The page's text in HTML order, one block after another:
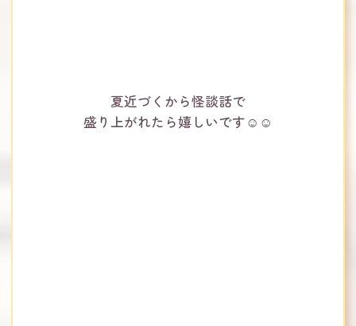
夏近づくから怪談話で
盛り上がれたら嬉しいです☺️☺️